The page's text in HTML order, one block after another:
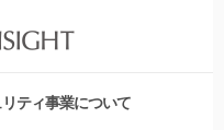
ティ事業について